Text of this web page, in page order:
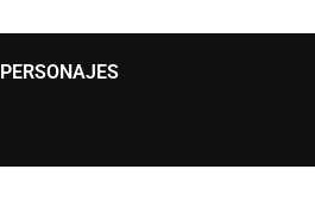
PERSONAJES